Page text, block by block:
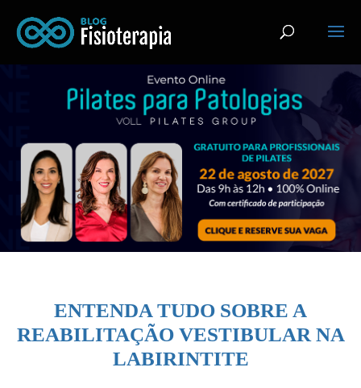
ENTENDA TUDO SOBRE A
REABILITAÇÃO VESTIBULAR NA
LABIRINTITE